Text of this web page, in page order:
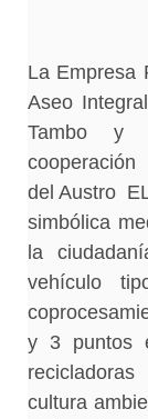
La Empresa
Aseo
Tambo y
cooperación
del Austro
simbólica
la
vehículo
y 3 puntos
cultura